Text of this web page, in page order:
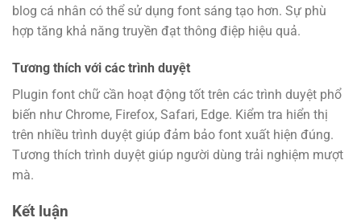
blog cá nhân có thể sử dụng font sáng tạo hơn. Sự phù
hợp tăng khả năng truyền đạt thông điệp hiệu quả.
Tương thích với các trình duyệt
Plugin font chữ cần hoạt động tốt trên các trình duyệt phổ
biến như Chrome, Firefox, Safari, Edge. Kiểm tra hiển thị
trên nhiều trình duyệt giúp đảm bảo font xuất hiện đúng.
Tương thích trình duyệt giúp người dùng trải nghiệm mượt
mà.
Kết luận